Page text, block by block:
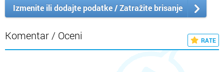
Izmenite ili dodajte podatke / Zatražite brisanje
Komentar / Oceni RATE